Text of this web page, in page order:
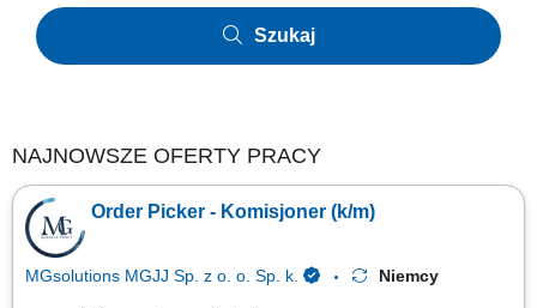
Szukaj
NAJNOWSZE OFERTY PRACY
Order Picker - Komisjoner (k/m)
MGsolutions MGJJ Sp. z o. o. Sp. k. Niemcy